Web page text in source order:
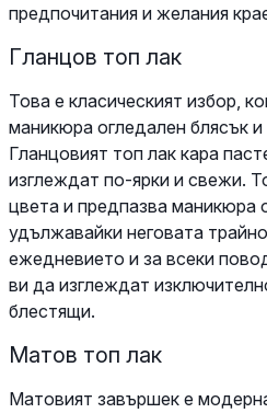
предпочитания и желания
Гланцов топ лак
Това е класическият избор,
маникюра огледален блясък и
Гланцовият топ лак кара
изглеждат по-ярки и свежи.
цвета и предпазва маникюра
удължавайки неговата
ежедневието и за всеки
ви да изглеждат
блестящи.
Матов топ лак
Матовият завършек е